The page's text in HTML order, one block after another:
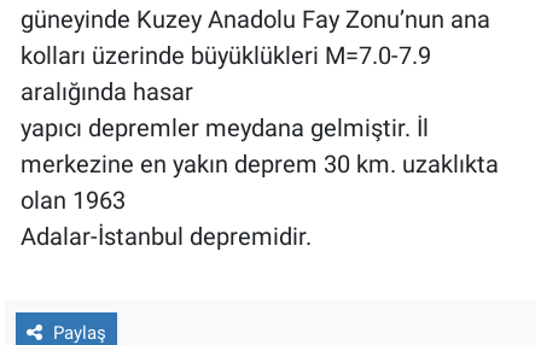
güneyinde Kuzey Anadolu Fay Zonu’nun ana
kolları üzerinde büyüklükleri M=7.0-7.9
aralığında hasar
yapıcı depremler meydana gelmiştir. İl
merkezine en yakın deprem 30 km. uzaklıkta
olan 1963
Adalar-İstanbul depremidir.
Paylaş